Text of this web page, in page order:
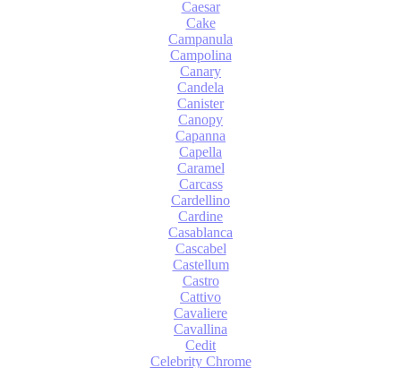
Caesar
Cake
Campanula
Campolina
Canary
Candela
Canister
Canopy
Capanna
Capella
Caramel
Carcass
Cardellino
Cardine
Casablanca
Cascabel
Castellum
Castro
Cattivo
Cavaliere
Cavallina
Cedit
Celebrity Chrome